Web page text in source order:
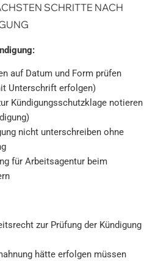
SCHRITTE NACH
auf Datum und Form prüfen
Unterschrift erfolgen)
Kündigungsschutzklage notieren
nicht unterschreiben ohne
für Arbeitsagentur beim
zur Prüfung der Kündigung
hätte erfolgen müssen